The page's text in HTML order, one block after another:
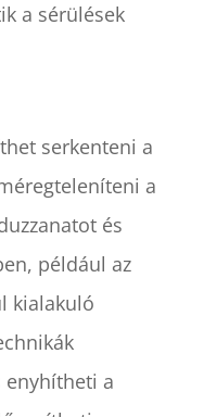
a sérülések
serkenteni a
a
és
például az
kialakuló
enyhítheti a